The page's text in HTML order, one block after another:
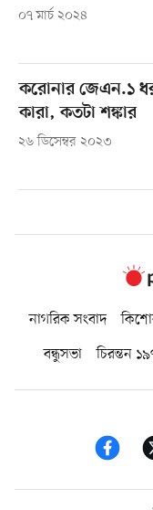
০৭ মার্চ ২০২৪
করোনার জেএন.১
কারা, কতটা শঙ্কার
২৬ ডিসেম্বর ২০২৩
নাগরিক সংবাদ
বন্ধুসভা
চিরন্তন